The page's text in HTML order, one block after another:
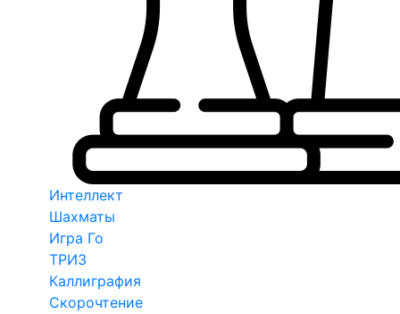
Интеллект
Шахматы
Игра Го
ТРИЗ
Каллиграфия
Скорочтение